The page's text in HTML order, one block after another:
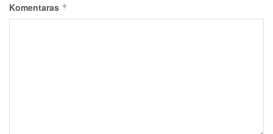
Komentaras *